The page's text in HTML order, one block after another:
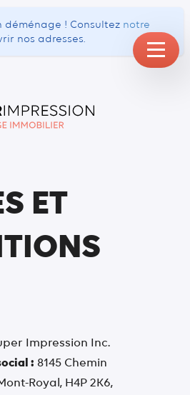
déménage ! Consultez notre
nos adresses.
ET
Impression Inc.
: 8145 Chemin
Royal, H4P 2K6,